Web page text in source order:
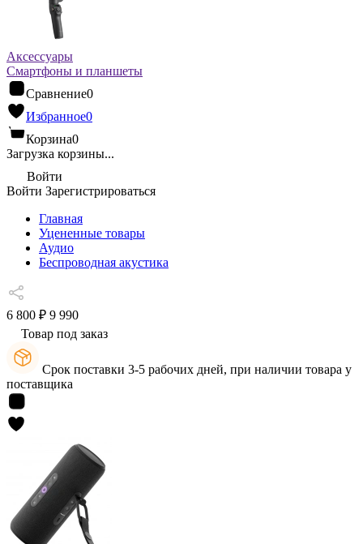
Аксессуары
Смартфоны и планшеты
Сравнение0
Избранное0
Корзина0
Загрузка корзины...
Войти
Войти Зарегистрироваться
Главная
Уцененные товары
Аудио
Беспроводная акустика
6 800 ₽ 9 990
Товар под заказ
Срок поставки 3-5 рабочих дней, при наличии товара у
поставщика